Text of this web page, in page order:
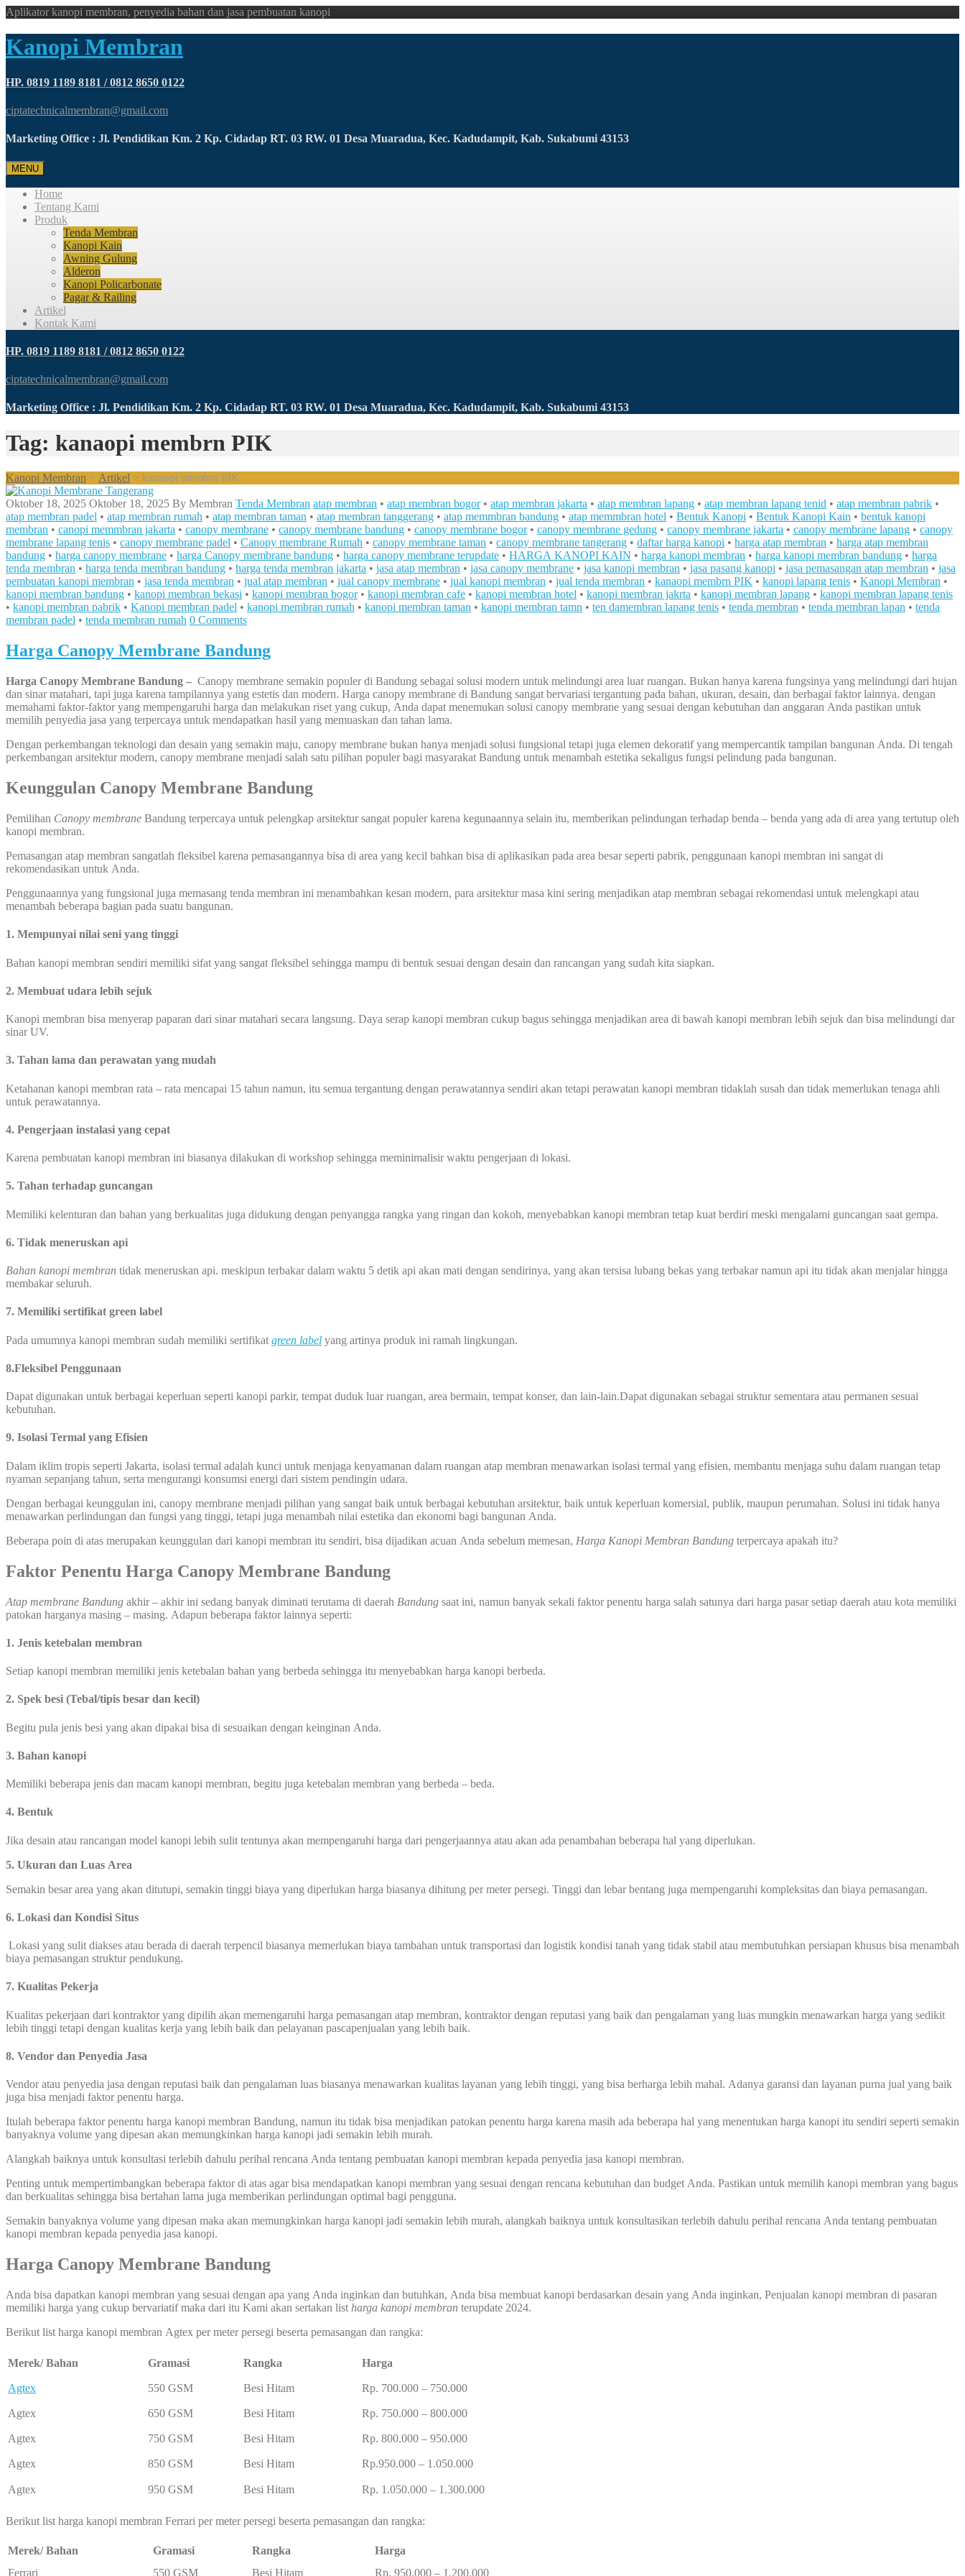
Aplikator kanopi membran, penyedia bahan dan jasa pembuatan kanopi
Kanopi Membran
HP. 0819 1189 8181 / 0812 8650 0122
ciptatechnicalmembran@gmail.com
Marketing Office : Jl. Pendidikan Km. 2 Kp. Cidadap RT. 03 RW. 01 Desa Muaradua, Kec. Kadudampit, Kab. Sukabumi 43153
MENU
Home
Tentang Kami
Produk
Tenda Membran
Kanopi Kain
Awning Gulung
Alderon
Kanopi Policarbonate
Pagar & Railing
Artikel
Kontak Kami
HP. 0819 1189 8181 / 0812 8650 0122
ciptatechnicalmembran@gmail.com
Marketing Office : Jl. Pendidikan Km. 2 Kp. Cidadap RT. 03 RW. 01 Desa Muaradua, Kec. Kadudampit, Kab. Sukabumi 43153
Tag: kanaopi membrn PIK
Kanopi Membran > Artikel > kanaopi membrn PIK
Oktober 18, 2025 Oktober 18, 2025 By Membran Tenda Membran atap membran • atap membran bogor• atap membran jakarta • atap membran lapang • atap membran lapang tenid • atap membran pabrik •
atap membran padel • atap membran rumah • atap membran taman • atap membran tanggerang • atap memmbran bandung • atap memmbran hotel • Bentuk Kanopi • Bentuk Kanopi Kain • bentuk kanopi
membran • canopi memmbran jakarta • canopy membrane • canopy membrane bandung • canopy membrane bogor• canopy membrane gedung • canopy membrane jakarta • canopy membrane lapang • canopy
membrane lapang tenis • canopy membrane padel • Canopy membrane Rumah • canopy membrane taman • canopy membrane tangerang • daftar harga kanopi • harga atap membran • harga atap membran
bandung • harga canopy membrane • harga Canopy membrane bandung • harga canopy membrane terupdate • HARGA KANOPI KAIN • harga kanopi membran • harga kanopi membran bandung • harga
tenda membran • harga tenda membran bandung • harga tenda membran jakarta • jasa atap membran • jasa canopy membrane • jasa kanopi membran • jasa pasang kanopi • jasa pemasangan atap membran • jasa
pembuatan kanopi membran • jasa tenda membran • jual atap membran • jual canopy membrane • jual kanopi membran • jual tenda membran • kanaopi membrn PIK • kanopi lapang tenis • Kanopi Membran •
kanopi membran bandung • kanopi membran bekasi • kanopi membran bogor• kanopi membran cafe • kanopi membran hotel • kanopi membran jakrta • kanopi membran lapang • kanopi membran lapang tenis
• kanopi membran pabrik • Kanopi membran padel • kanopi membran rumah • kanopi membran taman • kanopi membran tamn • ten damembran lapang tenis • tenda membran • tenda membran lapan • tenda
membran padel • tenda membran rumah 0 Comments
Harga Canopy Membrane Bandung
Harga Canopy Membrane Bandung – Canopy membrane semakin populer di Bandung sebagai solusi modern untuk melindungi area luar ruangan. Bukan hanya karena fungsinya yang melindungi dari hujan
dan sinar matahari, tapi juga karena tampilannya yang estetis dan modern. Harga canopy membrane di Bandung sangat bervariasi tergantung pada bahan, ukuran, desain, dan berbagai faktor lainnya. dengan
memahami faktor-faktor yang mempengaruhi harga dan melakukan riset yang cukup, Anda dapat menemukan solusi canopy membrane yang sesuai dengan kebutuhan dan anggaran Anda pastikan untuk
memilih penyedia jasa yang terpercaya untuk mendapatkan hasil yang memuaskan dan tahan lama.
Dengan perkembangan teknologi dan desain yang semakin maju, canopy membrane bukan hanya menjadi solusi fungsional tetapi juga elemen dekoratif yang mempercantik tampilan bangunan Anda. Di tengah
perkembangan arsitektur modern, canopy membrane menjadi salah satu pilihan populer bagi masyarakat Bandung untuk menambah estetika sekaligus fungsi pelindung pada bangunan.
Keunggulan Canopy Membrane Bandung
Pemilihan Canopy membrane Bandung terpercaya untuk pelengkap arsitektur sangat populer karena kegunaannya selain itu, memberikan pelindungan terhadap benda – benda yang ada di area yang tertutup oleh
kanopi membran.
Pemasangan atap membran sangatlah fleksibel karena pemasangannya bisa di area yang kecil bahkan bisa di aplikasikan pada area besar seperti pabrik, penggunaan kanopi membran ini sangat di
rekomendasikan untuk Anda.
Penggunaannya yang fungsional juga memasang tenda membran ini menambahkan kesan modern, para arsitektur masa kini sering menjadikan atap membran sebagai rekomendasi untuk melengkapi atau
menambah beberapa bagian pada suatu bangunan.
1. Mempunyai nilai seni yang tinggi
Bahan kanopi membran sendiri memiliki sifat yang sangat fleksibel sehingga mampu di bentuk sesuai dengan desain dan rancangan yang sudah kita siapkan.
2. Membuat udara lebih sejuk
Kanopi membran bisa menyerap paparan dari sinar matahari secara langsung. Daya serap kanopi membran cukup bagus sehingga menjadikan area di bawah kanopi membran lebih sejuk dan bisa melindungi dar
sinar UV.
3. Tahan lama dan perawatan yang mudah
Ketahanan kanopi membran rata – rata mencapai 15 tahun namun, itu semua tergantung dengan perawatannya sendiri akan tetapi perawatan kanopi membran tidaklah susah dan tidak memerlukan tenaga ahli
untuk perawatannya.
4. Pengerjaan instalasi yang cepat
Karena pembuatan kanopi membran ini biasanya dilakukan di workshop sehingga meminimalisir waktu pengerjaan di lokasi.
5. Tahan terhadap guncangan
Memiliki kelenturan dan bahan yang berkualitas juga didukung dengan penyangga rangka yang ringan dan kokoh, menyebabkan kanopi membran tetap kuat berdiri meski mengalami guncangan saat gempa.
6. Tidak meneruskan api
Bahan kanopi membran tidak meneruskan api. meskipun terbakar dalam waktu 5 detik api akan mati dengan sendirinya, yang akan tersisa lubang bekas yang terbakar namun api itu tidak akan menjalar hingga
membakar seluruh.
7. Memiliki sertifikat green label
Pada umumnya kanopi membran sudah memiliki sertifikat green label yang artinya produk ini ramah lingkungan.
8.Fleksibel Penggunaan
Dapat digunakan untuk berbagai keperluan seperti kanopi parkir, tempat duduk luar ruangan, area bermain, tempat konser, dan lain-lain.Dapat digunakan sebagai struktur sementara atau permanen sesuai
kebutuhan.
9. Isolasi Termal yang Efisien
Dalam iklim tropis seperti Jakarta, isolasi termal adalah kunci untuk menjaga kenyamanan dalam ruangan atap membran menawarkan isolasi termal yang efisien, membantu menjaga suhu dalam ruangan tetap
nyaman sepanjang tahun, serta mengurangi konsumsi energi dari sistem pendingin udara.
Dengan berbagai keunggulan ini, canopy membrane menjadi pilihan yang sangat baik untuk berbagai kebutuhan arsitektur, baik untuk keperluan komersial, publik, maupun perumahan. Solusi ini tidak hanya
menawarkan perlindungan dan fungsi yang tinggi, tetapi juga menambah nilai estetika dan ekonomi bagi bangunan Anda.
Beberapa poin di atas merupakan keunggulan dari kanopi membran itu sendiri, bisa dijadikan acuan Anda sebelum memesan, Harga Kanopi Membran Bandung terpercaya apakah itu?
Faktor Penentu Harga Canopy Membrane Bandung
Atap membrane Bandung akhir – akhir ini sedang banyak diminati terutama di daerah Bandung saat ini, namun banyak sekali faktor penentu harga salah satunya dari harga pasar setiap daerah atau kota memiliki
patokan harganya masing – masing. Adapun beberapa faktor lainnya seperti:
1. Jenis ketebalan membran
Setiap kanopi membran memiliki jenis ketebalan bahan yang berbeda sehingga itu menyebabkan harga kanopi berbeda.
2. Spek besi (Tebal/tipis besar dan kecil)
Begitu pula jenis besi yang akan dipakai bisa di sesuaikan dengan keinginan Anda.
3. Bahan kanopi
Memiliki beberapa jenis dan macam kanopi membran, begitu juga ketebalan membran yang berbeda – beda.
4. Bentuk
Jika desain atau rancangan model kanopi lebih sulit tentunya akan mempengaruhi harga dari pengerjaannya atau akan ada penambahan beberapa hal yang diperlukan.
5. Ukuran dan Luas Area
Semakin besar area yang akan ditutupi, semakin tinggi biaya yang diperlukan harga biasanya dihitung per meter persegi. Tinggi dan lebar bentang juga mempengaruhi kompleksitas dan biaya pemasangan.
6. Lokasi dan Kondisi Situs
Lokasi yang sulit diakses atau berada di daerah terpencil biasanya memerlukan biaya tambahan untuk transportasi dan logistik kondisi tanah yang tidak stabil atau membutuhkan persiapan khusus bisa menambah
biaya pemasangan struktur pendukung.
7. Kualitas Pekerja
Kualitas pekerjaan dari kontraktor yang dipilih akan memengaruhi harga pemasangan atap membran, kontraktor dengan reputasi yang baik dan pengalaman yang luas mungkin menawarkan harga yang sedikit
lebih tinggi tetapi dengan kualitas kerja yang lebih baik dan pelayanan pascapenjualan yang lebih baik.
8. Vendor dan Penyedia Jasa
Vendor atau penyedia jasa dengan reputasi baik dan pengalaman luas biasanya menawarkan kualitas layanan yang lebih tinggi, yang bisa berharga lebih mahal. Adanya garansi dan layanan purna jual yang baik
juga bisa menjadi faktor penentu harga.
Itulah beberapa faktor penentu harga kanopi membran Bandung, namun itu tidak bisa menjadikan patokan penentu harga karena masih ada beberapa hal yang menentukan harga kanopi itu sendiri seperti semakin
banyaknya volume yang dipesan akan memungkinkan harga kanopi jadi semakin lebih murah.
Alangkah baiknya untuk konsultasi terlebih dahulu perihal rencana Anda tentang pembuatan kanopi membran kepada penyedia jasa kanopi membran.
Penting untuk mempertimbangkan beberapa faktor di atas agar bisa mendapatkan kanopi membran yang sesuai dengan rencana kebutuhan dan budget Anda. Pastikan untuk memilih kanopi membran yang bagus
dan berkualitas sehingga bisa bertahan lama juga memberikan perlindungan optimal bagi pengguna.
Semakin banyaknya volume yang dipesan maka akan memungkinkan harga kanopi jadi semakin lebih murah, alangkah baiknya untuk konsultasikan terlebih dahulu perihal rencana Anda tentang pembuatan
kanopi membran kepada penyedia jasa kanopi.
Harga Canopy Membrane Bandung
Anda bisa dapatkan kanopi membran yang sesuai dengan apa yang Anda inginkan dan butuhkan, Anda bisa membuat kanopi berdasarkan desain yang Anda inginkan, Penjualan kanopi membran di pasaran
memiliki harga yang cukup bervariatif maka dari itu Kami akan sertakan list harga kanopi membran terupdate 2024.
Berikut list harga kanopi membran Agtex per meter persegi beserta pemasangan dan rangka:
Merek/ Bahan Gramasi Rangka Harga
Agtex 550 GSM Besi Hitam Rp. 700.000 – 750.000
Agtex 650 GSM Besi Hitam Rp. 750.000 – 800.000
Agtex 750 GSM Besi Hitam Rp. 800.000 – 950.000
Agtex 850 GSM Besi Hitam Rp.950.000 – 1.050.000
Agtex 950 GSM Besi Hitam Rp. 1.050.000 – 1.300.000
Berikut list harga kanopi membran Ferrari per meter persegi beserta pemasangan dan rangka:
Merek/ Bahan Gramasi Rangka
Harga
Ferrari
550 GSM Besi Hitam Rp. 950.000 – 1.200.000